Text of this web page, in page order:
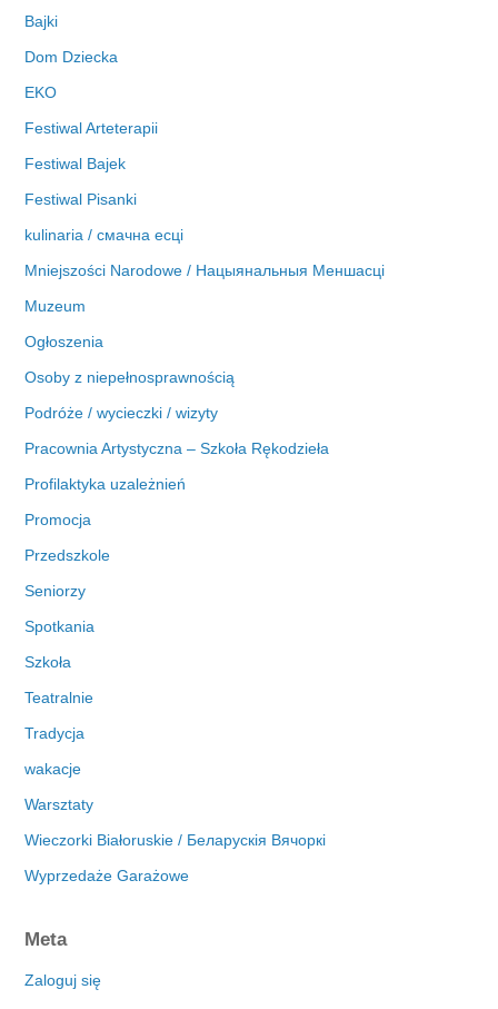
Bajki
Dom Dziecka
EKO
Festiwal Arteterapii
Festiwal Bajek
Festiwal Pisanki
kulinaria / смачна есці
Mniejszości Narodowe / Нацыянальныя Меншасці
Muzeum
Ogłoszenia
Osoby z niepełnosprawnością
Podróże / wycieczki / wizyty
Pracownia Artystyczna – Szkoła Rękodzieła
Profilaktyka uzależnień
Promocja
Przedszkole
Seniorzy
Spotkania
Szkoła
Teatralnie
Tradycja
wakacje
Warsztaty
Wieczorki Białoruskie / Беларускія Вячоркі
Wyprzedaże Garażowe
Meta
Zaloguj się